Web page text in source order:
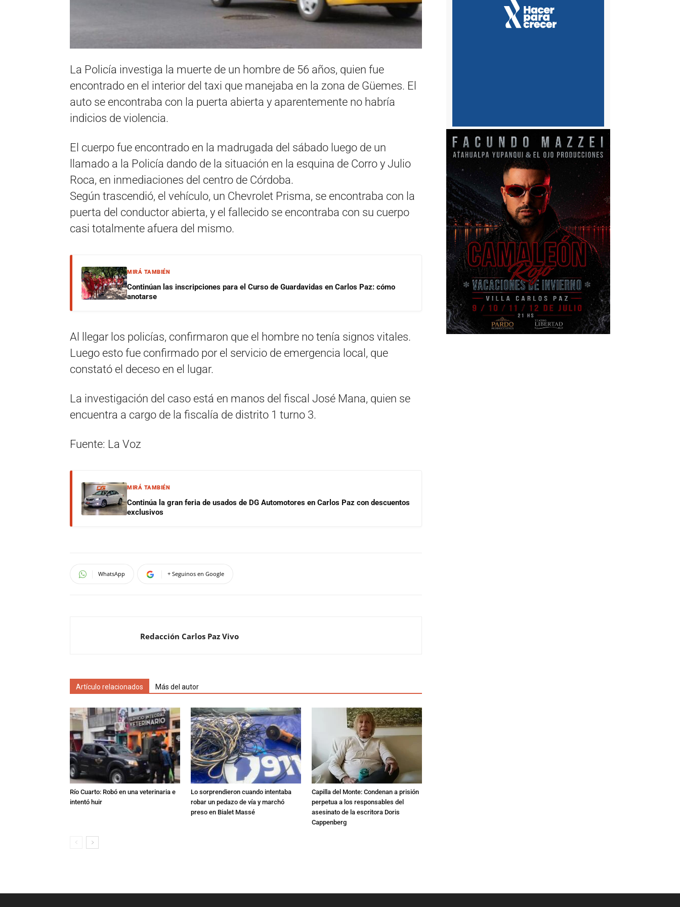
La Policía investiga la muerte de un hombre de 56 años, quien fue
encontrado en el interior del taxi que manejaba en la zona de Güemes. El
auto se encontraba con la puerta abierta y aparentemente no habría
indicios de violencia.
El cuerpo fue encontrado en la madrugada del sábado luego de un
llamado a la Policía dando de la situación en la esquina de Corro y Julio
Roca, en inmediaciones del centro de Córdoba.
Según trascendió, el vehículo, un Chevrolet Prisma, se encontraba con la
puerta del conductor abierta, y el fallecido se encontraba con su cuerpo
casi totalmente afuera del mismo.
MIRÁ TAMBIÉN
Continúan las inscripciones para el Curso de Guardavidas en Carlos Paz: cómo
anotarse
Al llegar los policías, confirmaron que el hombre no tenía signos vitales.
Luego esto fue confirmado por el servicio de emergencia local, que
constató el deceso en el lugar.
La investigación del caso está en manos del fiscal José Mana, quien se
encuentra a cargo de la fiscalía de distrito 1 turno 3.
Fuente: La Voz
MIRÁ TAMBIÉN
Continúa la gran feria de usados de DG Automotores en Carlos Paz con descuentos
exclusivos
WhatsApp + Seguinos en Google
Redacción Carlos Paz Vivo
Artículo relacionados Más del autor
Río Cuarto: Robó en una veterinaria e
intentó huir
Lo sorprendieron cuando intentaba
robar un pedazo de vía y marchó
preso en Bialet Massé
Capilla del Monte: Condenan a prisión
perpetua a los responsables del
asesinato de la escritora Doris
Cappenberg